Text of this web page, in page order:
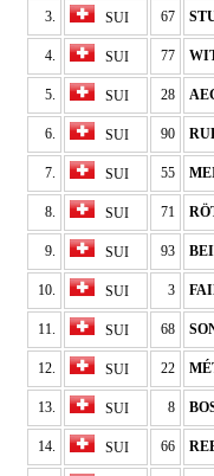
3. SUI 67
4. SUI 77
5. SUI 28
6. SUI 90
7. SUI 55
8. SUI 71
9. SUI 93
10. SUI 3
11. SUI 68
12. SUI 22
13. SUI 8
14. SUI 66